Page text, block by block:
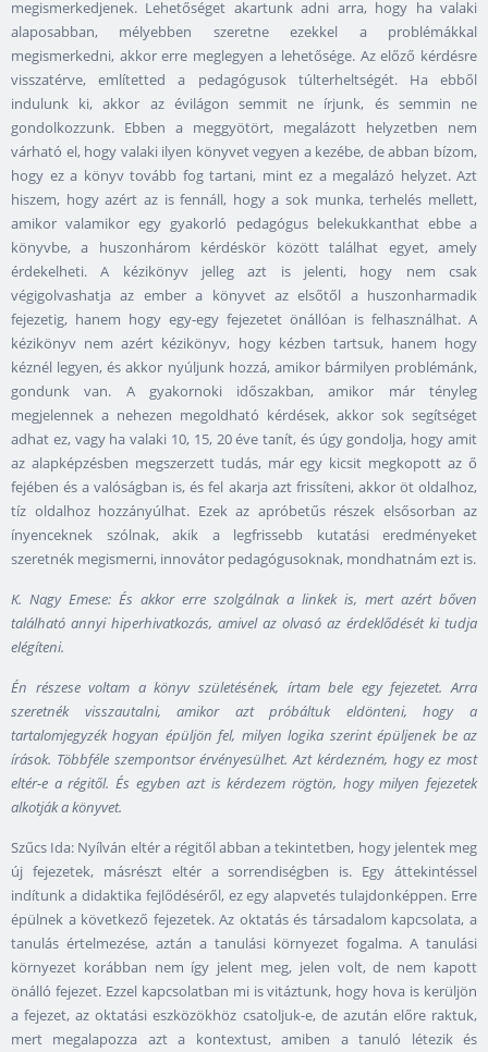
megismerkedjenek. Lehetőséget akartunk adni arra, hogy ha valaki
alaposabban, mélyebben szeretne ezekkel a problémákkal
megismerkedni, akkor erre meglegyen a lehetősége. Az előző kérdésre
visszatérve, említetted a pedagógusok túlterheltségét. Ha ebből
indulunk ki, akkor az évilágon semmit ne írjunk, és semmin ne
gondolkozzunk. Ebben a meggyötört, megalázott helyzetben nem
várható el, hogy valaki ilyen könyvet vegyen a kezébe, de abban bízom,
hogy ez a könyv tovább fog tartani, mint ez a megalázó helyzet. Azt
hiszem, hogy azért az is fennáll, hogy a sok munka, terhelés mellett,
amikor valamikor egy gyakorló pedagógus belekukkanthat ebbe a
könyvbe, a huszonhárom kérdéskör között találhat egyet, amely
érdekelheti. A kézikönyv jelleg azt is jelenti, hogy nem csak
végigolvashatja az ember a könyvet az elsőtől a huszonharmadik
fejezetig, hanem hogy egy-egy fejezetet önállóan is felhasználhat. A
kézikönyv nem azért kézikönyv, hogy kézben tartsuk, hanem hogy
kéznél legyen, és akkor nyúljunk hozzá, amikor bármilyen problémánk,
gondunk van. A gyakornoki időszakban, amikor már tényleg
megjelennek a nehezen megoldható kérdések, akkor sok segítséget
adhat ez, vagy ha valaki 10, 15, 20 éve tanít, és úgy gondolja, hogy amit
az alapképzésben megszerzett tudás, már egy kicsit megkopott az ő
fejében és a valóságban is, és fel akarja azt frissíteni, akkor öt oldalhoz,
tíz oldalhoz hozzányúlhat. Ezek az apróbetűs részek elsősorban az
ínyenceknek szólnak, akik a legfrissebb kutatási eredményeket
szeretnék megismerni, innovátor pedagógusoknak, mondhatnám ezt is.
K. Nagy Emese: És akkor erre szolgálnak a linkek is, mert azért bőven
található annyi hiperhivatkozás, amivel az olvasó az érdeklődését ki tudja
elégíteni.
Én részese voltam a könyv születésének, írtam bele egy fejezetet. Arra
szeretnék visszautalni, amikor azt próbáltuk eldönteni, hogy a
tartalomjegyzék hogyan épüljön fel, milyen logika szerint épüljenek be az
írások. Többféle szempontsor érvényesülhet. Azt kérdezném, hogy ez most
eltér-e a régitől. És egyben azt is kérdezem rögtön, hogy milyen fejezetek
alkotják a könyvet.
Szűcs Ida: Nyílván eltér a régitől abban a tekintetben, hogy jelentek meg
új fejezetek, másrészt eltér a sorrendiségben is. Egy áttekintéssel
indítunk a didaktika fejlődéséről, ez egy alapvetés tulajdonképpen. Erre
épülnek a következő fejezetek. Az oktatás és társadalom kapcsolata, a
tanulás értelmezése, aztán a tanulási környezet fogalma. A tanulási
környezet korábban nem így jelent meg, jelen volt, de nem kapott
önálló fejezet. Ezzel kapcsolatban mi is vitáztunk, hogy hova is kerüljön
a fejezet, az oktatási eszközökhöz csatoljuk-e, de azután előre raktuk,
mert megalapozza azt a kontextust, amiben a tanuló létezik és